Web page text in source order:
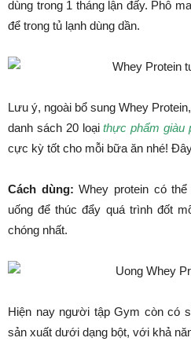
dùng trong 1 tháng lận đấy. Phô
để trong tủ lạnh dùng dần.
Lưu ý, ngoài bổ sung Whey
danh sách 20 loạithực phẩm giàu
cực kỳ tốt cho mỗi bữa ăn nhé!
Cách dùng: Whey protein có
uống để thúc đẩy quá trình đốt
chóng nhất.
Hiện nay người tập Gym còn có
sản xuất dưới dạng bột, với khả